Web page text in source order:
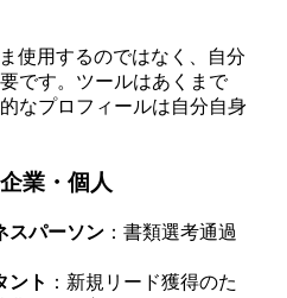
使用するのではなく、自分
です。ツールはあくまで
なプロフィールは自分自身
業・個人
スパーソン ：書類選考通過
ント ：新規リード獲得のた